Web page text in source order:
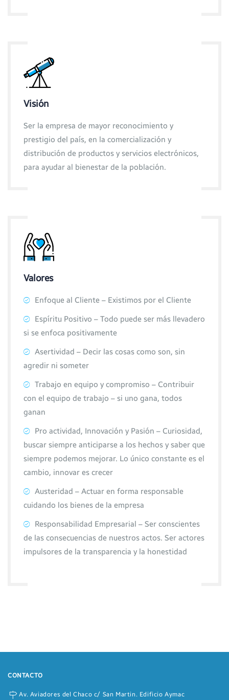
Visión
Ser la empresa de mayor reconocimiento y
prestigio del país, en la comercialización y
distribución de productos y servicios electrónicos,
para ayudar al bienestar de la población.
Valores
Enfoque al Cliente – Existimos por el Cliente
Espíritu Positivo – Todo puede ser más llevadero
si se enfoca positivamente
Asertividad – Decir las cosas como son, sin
agredir ni someter
Trabajo en equipo y compromiso – Contribuir
con el equipo de trabajo – si uno gana, todos
ganan
Pro actividad, Innovación y Pasión – Curiosidad,
buscar siempre anticiparse a los hechos y saber que
siempre podemos mejorar. Lo único constante es el
cambio, innovar es crecer
Austeridad – Actuar en forma responsable
cuidando los bienes de la empresa
Responsabilidad Empresarial – Ser conscientes
de las consecuencias de nuestros actos. Ser actores
impulsores de la transparencia y la honestidad
CONTACTO
Av. Aviadores del Chaco c/ San Martin. Edificio Aymac